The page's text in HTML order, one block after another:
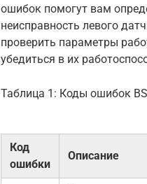
ошибок помогут вам
неисправность левого
проверить параметры
убедиться в их
Таблица 1: Коды ошибок
Код
ошибки
Описание